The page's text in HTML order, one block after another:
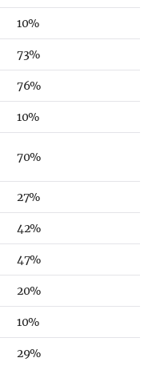
10%
73%
76%
10%
70%
27%
42%
47%
20%
10%
29%